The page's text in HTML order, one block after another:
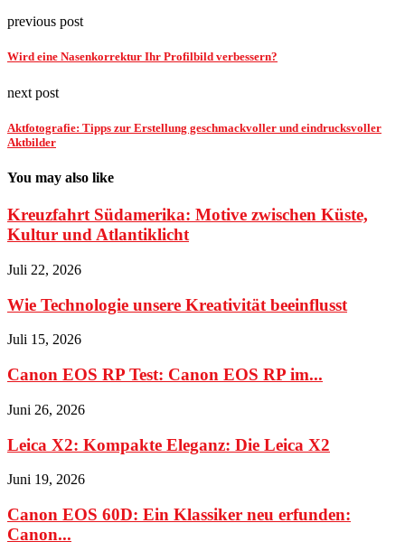
previous post
Wird eine Nasenkorrektur Ihr Profilbild verbessern?
next post
Aktfotografie: Tipps zur Erstellung geschmackvoller und eindrucksvoller
Aktbilder
You may also like
Kreuzfahrt Südamerika: Motive zwischen Küste,
Kultur und Atlantiklicht
Juli 22, 2026
Wie Technologie unsere Kreativität beeinflusst
Juli 15, 2026
Canon EOS RP Test: Canon EOS RP im...
Juni 26, 2026
Leica X2: Kompakte Eleganz: Die Leica X2
Juni 19, 2026
Canon EOS 60D: Ein Klassiker neu erfunden:
Canon...